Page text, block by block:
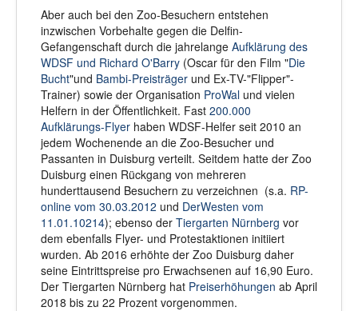
Aber auch bei den Zoo-Besuchern entstehen
inzwischen Vorbehalte gegen die Delfin-
Gefangenschaft durch die jahrelange Aufklärung des
WDSF und Richard O'Barry (Oscar für den Film "Die
Bucht"und Bambi-Preisträger und Ex-TV-"Flipper"-
Trainer) sowie der Organisation ProWal und vielen
Helfern in der Öffentlichkeit. Fast 200.000
Aufklärungs-Flyer haben WDSF-Helfer seit 2010 an
jedem Wochenende an die Zoo-Besucher und
Passanten in Duisburg verteilt. Seitdem hatte der Zoo
Duisburg einen Rückgang von mehreren
hunderttausend Besuchern zu verzeichnen (s.a. RP-
online vom 30.03.2012 und DerWesten vom
11.01.10214); ebenso der Tiergarten Nürnberg vor
dem ebenfalls Flyer- und Protestaktionen initiiert
wurden. Ab 2016 erhöhte der Zoo Duisburg daher
seine Eintrittspreise pro Erwachsenen auf 16,90 Euro.
Der Tiergarten Nürnberg hat Preiserhöhungen ab April
2018 bis zu 22 Prozent vorgenommen.